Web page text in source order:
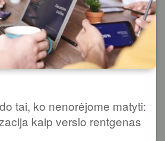
tai, ko nenorėjome matyti:
kaip verslo rentgenas